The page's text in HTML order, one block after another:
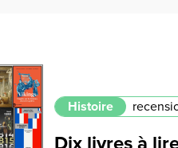
Histoire